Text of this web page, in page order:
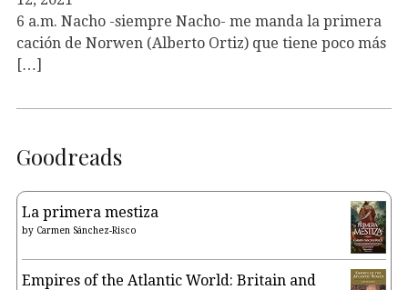
6 a.m. Nacho -siempre Nacho- me manda la primera
cación de Norwen (Alberto Ortiz) que tiene poco más
[…]
Goodreads
La primera mestiza
by Carmen Sánchez-Risco
Empires of the Atlantic World: Britain and